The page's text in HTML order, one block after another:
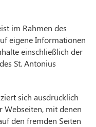
im Rahmen des
eigene Informationen
einschließlich der
St. Antonius
sich ausdrücklich
mit denen
den fremden Seiten